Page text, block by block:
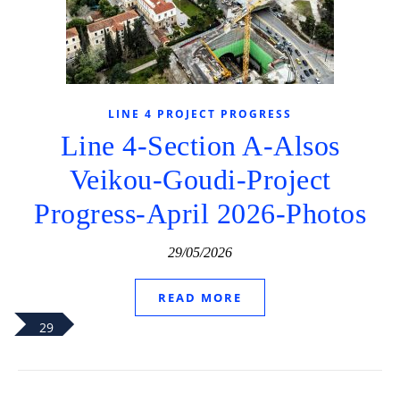
29
LINE 4 PROJECT PROGRESS
Line 4-Section A-Alsos
Veikou-Goudi-Project
Progress-April 2026-Photos
29/05/2026
READ MORE